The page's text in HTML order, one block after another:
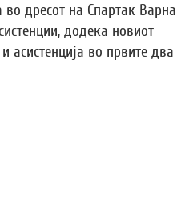
дресот на Спартак Варна
додека новиот
во првите два